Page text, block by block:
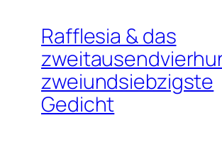
Rafflesia & das
zweiundsiebzigste
Gedicht